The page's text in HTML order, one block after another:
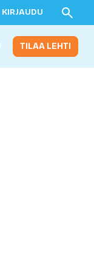
KIRJAUDU
TILAA LEHTI